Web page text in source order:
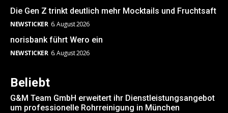
Die Gen Z trinkt deutlich mehr Mocktails und Fruchtsaft
NEWSTICKER 6. August 2026
norisbank führt Wero ein
NEWSTICKER 6. August 2026
Beliebt
G&M Team GmbH erweitert ihr Dienstleistungsangebot
um professionelle Rohrreinigung in München